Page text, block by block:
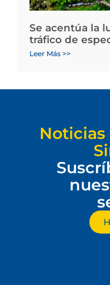
Se acentúa la
tráfico de
Leer Más >>